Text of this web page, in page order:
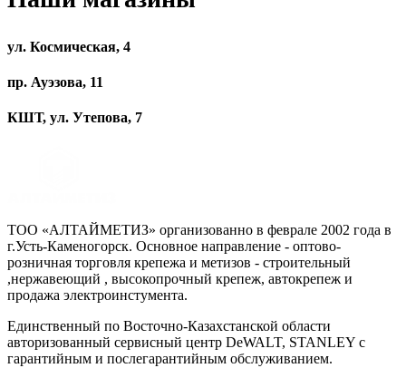
ул. Космическая, 4
пр. Ауэзова, 11
КШТ, ул. Утепова, 7
ТОО «АЛТАЙМЕТИЗ» организованно в феврале 2002 года в
г.Усть-Каменогорск. Основное направление - оптово-
розничная торговля крепежа и метизов - строительный
,нержавеющий , высокопрочный крепеж, автокрепеж и
продажа электроинстумента.
Единственный по Восточно-Казахстанской области
авторизованный сервисный центр DeWALT, STANLEY с
гарантийным и послегарантийным обслуживанием.